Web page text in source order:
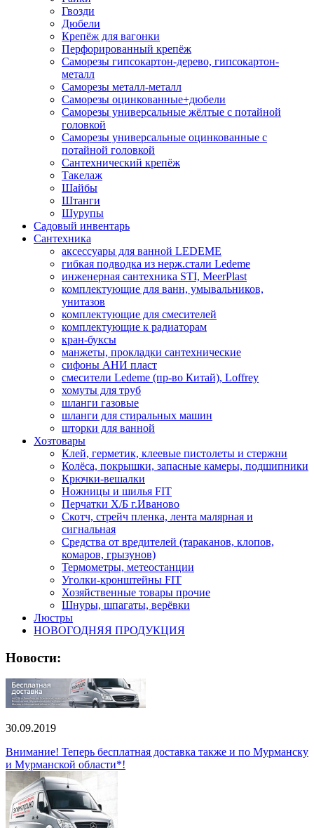
Гвозди
Дюбели
Крепёж для вагонки
Перфорированный крепёж
Саморезы гипсокартон-дерево, гипсокартон-
металл
Саморезы металл-металл
Саморезы оцинкованные+дюбели
Саморезы универсальные жёлтые с потайной
головкой
Саморезы универсальные оцинкованные с
потайной головкой
Сантехнический крепёж
Такелаж
Шайбы
Штанги
Шурупы
Садовый инвентарь
Сантехника
аксессуары для ванной LEDEME
гибкая подводка из нерж.стали Ledeme
инженерная сантехника STI, MeerPlast
комплектующие для ванн, умывальников,
унитазов
комплектующие для смесителей
комплектующие к радиаторам
кран-буксы
манжеты, прокладки сантехнические
сифоны АНИ пласт
смесители Ledeme (пр-во Китай), Loffrey
хомуты для труб
шланги газовые
шланги для стиральных машин
шторки для ванной
Хозтовары
Клей, герметик, клеевые пистолеты и стержни
Колёса, покрышки, запасные камеры, подшипники
Крючки-вешалки
Ножницы и шилья FIT
Перчатки Х/Б г.Иваново
Скотч, стрейч пленка, лента малярная и
сигнальная
Средства от вредителей (тараканов, клопов,
комаров, грызунов)
Термометры, метеостанции
Уголки-кронштейны FIT
Хозяйственные товары прочие
Шнуры, шпагаты, верёвки
Люстры
НОВОГОДНЯЯ ПРОДУКЦИЯ
Новости:
30.09.2019
Внимание! Теперь бесплатная доставка также и по Мурманску
и Мурманской области*!